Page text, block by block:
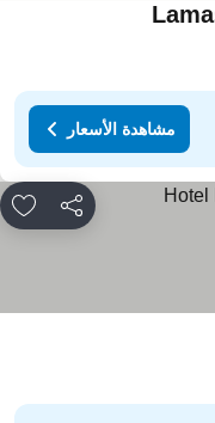
مشاهدة الأسعار
مشاهدة الأسعار
مشاركة